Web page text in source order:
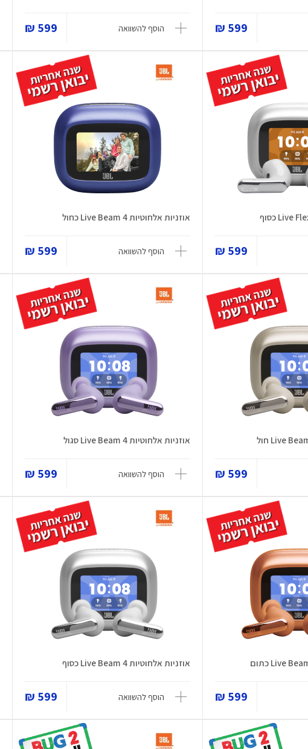
599 ₪ הוסף להשוואה 599 ₪
599 ₪
אוזניות אלחוטיות Live Beam 4 כחול
הוסף להשוואה 599 ₪
599 ₪
אוזניות אלחוטיות Live Beam 4 סגול
הוסף להשוואה 599 ₪
599 ₪
אוזניות אלחוטיות Live Beam 4 כסוף
הוסף להשוואה 599 ₪